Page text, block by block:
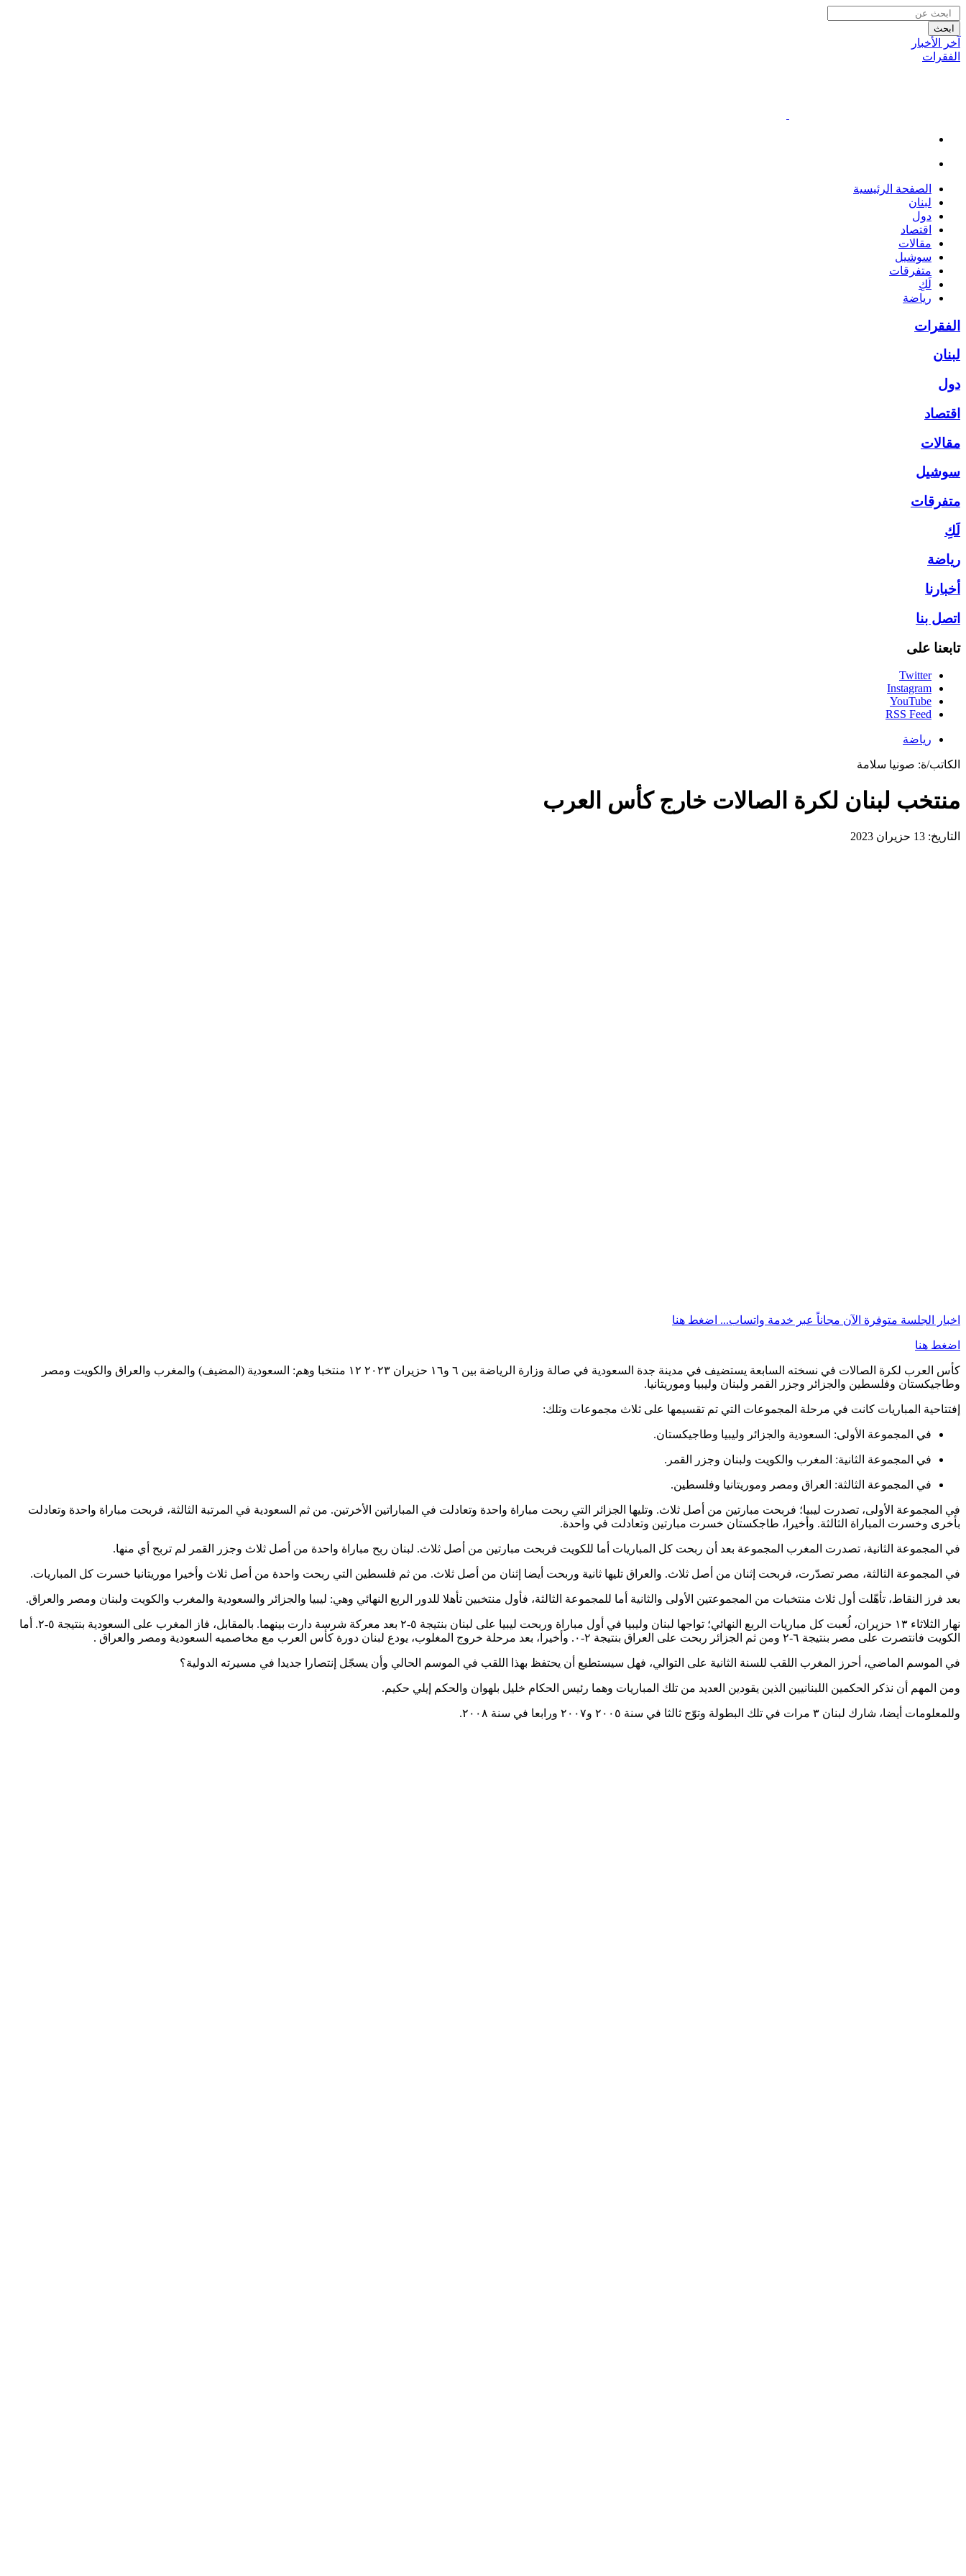
ابحث
آخر الأخبار
الفقرات
الصفحة الرئيسية
لبنان
دول
اقتصاد
مقالات
سوشيل
متفرقات
لَكِ
رياضة
الفقرات
لبنان
دول
اقتصاد
مقالات
سوشيل
متفرقات
لَكِ
رياضة
أخبارنا
اتصل بنا
تابعنا على
Twitter
Instagram
YouTube
RSS Feed
رياضة
الكاتب/ة: صونيا سلامة
منتخب لبنان لكرة الصالات خارج كأس العرب
التاريخ: 13 حزيران 2023
اخبار الجلسة متوفرة الآن مجاناً عبر خدمة واتساب... اضغط هنا
اضغط هنا
كأس العرب لكرة الصالات في نسخته السابعة يستضيف في مدينة جدة السعودية في صالة وزارة الرياضة بين ٦ و١٦ حزيران ٢٠٢٣ ١٢ منتخبا وهم: السعودية (المضيف) والمغرب والعراق والكويت ومصر
وطاجيكستان وفلسطين والجزائر وجزر القمر ولبنان وليبيا وموريتانيا.
إفتتاحية المباريات كانت في مرحلة المجموعات التي تم تقسيمها على ثلاث مجموعات وتلك:
في المجموعة الأولى: السعودية والجزائر وليبيا وطاجيكستان.
في المجموعة الثانية: المغرب والكويت ولبنان وجزر القمر.
في المجموعة الثالثة: العراق ومصر وموريتانيا وفلسطين.
في المجموعة الأولى، تصدرت ليبيا؛ فربحت مبارتين من أصل ثلاث. وتليها الجزائر التي ربحت مباراة واحدة وتعادلت في المباراتين الأخرتين. من ثم السعودية في المرتبة الثالثة، فربحت مباراة واحدة وتعادلت
بأخرى وخسرت المباراة الثالثة. وأخيرا، طاجكستان خسرت مبارتين وتعادلت في واحدة.
في المجموعة الثانية، تصدرت المغرب المجموعة بعد أن ربحت كل المباريات أما للكويت فربحت مبارتين من أصل ثلاث. لبنان ربح مباراة واحدة من أصل ثلاث وجزر القمر لم تربح أي منها.
في المجموعة الثالثة، مصر تصدّرت، فربحت إثنان من أصل ثلاث. والعراق تليها ثانية وربحت أيضا إثنان من أصل ثلاث. من ثم فلسطين التي ربحت واحدة من أصل ثلاث وأخيرا موريتانيا خسرت كل المباريات.
بعد فرز النقاط، تأهّلت أول ثلاث منتخبات من المجموعتين الأولى والثانية أما للمجموعة الثالثة، فأول منتخبين تأهلا للدور الربع النهائي وهي: ليبيا والجزائر والسعودية والمغرب والكويت ولبنان ومصر والعراق.
نهار الثلاثاء ١٣ حزيران، لُعبت كل مباريات الربع النهائي؛ تواجها لبنان وليبيا في أول مباراة وربحت ليبيا على لبنان بنتيجة ٥-٢ بعد معركة شرسة دارت بينهما. بالمقابل، فاز المغرب على السعودية بنتيجة ٥-٢. أما
الكويت فانتصرت على مصر بنتيجة ٦-٢ ومن ثم الجزائر ربحت على العراق بنتيجة ٢-٠. وأخيرا، بعد مرحلة خروج المغلوب، يودع لبنان دورة كأس العرب مع مخاصميه السعودية ومصر والعراق .
في الموسم الماضي، أحرز المغرب اللقب للسنة الثانية على التوالي، فهل سيستطيع أن يحتفظ بهذا اللقب في الموسم الحالي وأن يسجّل إنتصارا جديدا في مسيرته الدولية؟
ومن المهم أن نذكر الحكمين اللبنانيين الذين يقودين العديد من تلك المباريات وهما رئيس الحكام خليل بلهوان والحكم إيلي حكيم.
وللمعلومات أيضا، شارك لبنان ٣ مرات في تلك البطولة وتوّج ثالثا في سنة ٢٠٠٥ و٢٠٠٧ ورابعا في سنة ٢٠٠٨.